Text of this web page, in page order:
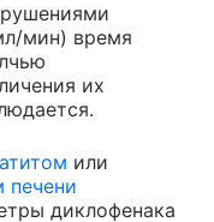
мин) время
их
или
печени
диклофенака